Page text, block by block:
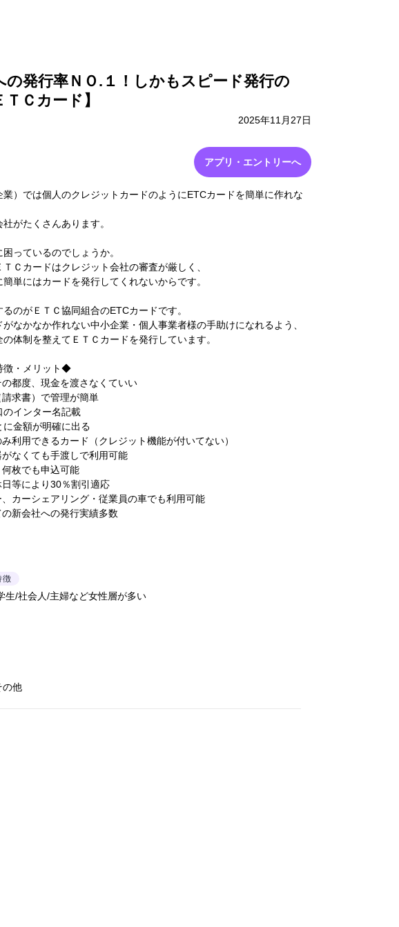
の発行率ＮＯ.１！しかもスピード発行の
ＴＣカード】
2025年11月27日
アプリ・エントリーへ
業）では個人のクレジットカードのようにETCカードを簡単に作れな
がたくさんあります。
っているのでしょうか。
Ｃカードはクレジット会社の審査が厳しく、
単にはカードを発行してくれないからです。
のがＥＴＣ協同組合のETCカードです。
がなかなか作れない中小企業・個人事業者様の手助けになれるよう、
体制を整えてＥＴＣカードを発行しています。
徴・メリット◆
都度、現金を渡さなくていい
求書）で管理が簡単
のインター名記載
に金額が明確に出る
利用できるカード（クレジット機能が付いてない）
なくても手渡しで利用可能
枚でも申込可能
等により30％割引適応
カーシェアリング・従業員の車でも利用可能
新会社への発行実績多数
徴
生/社会人/主婦など女性層が多い
の他